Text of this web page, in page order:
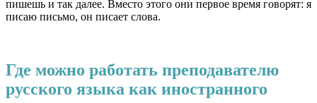
пишешь и так далее. Вместо этого они первое время говорят: я
писаю письмо, он писает слова.
Где можно работать преподавателю
русского языка как иностранного